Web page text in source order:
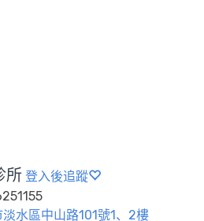
所 登入後追蹤
水區中山路101號1、2樓